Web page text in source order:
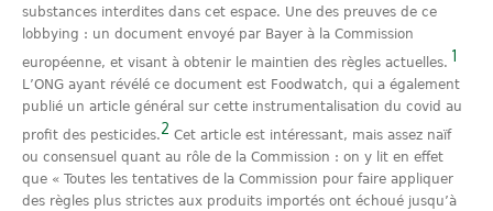
substances interdites dans cet espace. Une des preuves de ce
lobbying : un document envoyé par Bayer à la Commission
européenne, et visant à obtenir le maintien des règles actuelles. 1
L’ONG ayant révélé ce document est Foodwatch, qui a également
publié un article général sur cette instrumentalisation du covid au
profit des pesticides.2 Cet article est intéressant, mais assez naïf
ou consensuel quant au rôle de la Commission : on y lit en effet
que « Toutes les tentatives de la Commission pour faire appliquer
des règles plus strictes aux produits importés ont échoué jusqu’à